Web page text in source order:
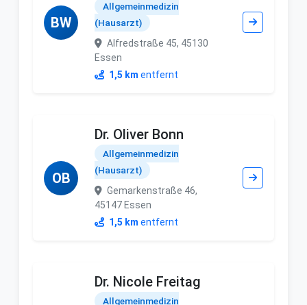
BW
Allgemeinmedizin
(Hausarzt)
Alfredstraße 45, 45130
Essen
1,5 km entfernt
OB
Dr. Oliver Bonn
Allgemeinmedizin
(Hausarzt)
Gemarkenstraße 46,
45147 Essen
1,5 km entfernt
Dr. Nicole Freitag
Allgemeinmedizin